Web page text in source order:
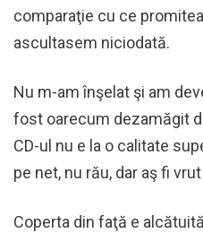
comparaţie cu ce
ascultasem niciodată.
Nu m-am înşelat şi am
fost oarecum dezamăgit
CD-ul nu e la o calitate
pe net, nu rău, dar aş fi
Coperta din faţă e